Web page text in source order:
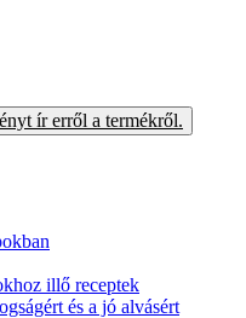
ír erről a termékről.
illő receptek
és a jó alvásért